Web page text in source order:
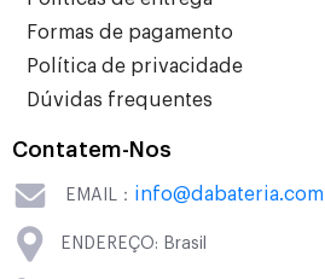
Formas de pagamento
Política de privacidade
Dúvidas frequentes
Contatem-Nos
EMAIL： info@dabateria.com
ENDEREÇO: Brasil